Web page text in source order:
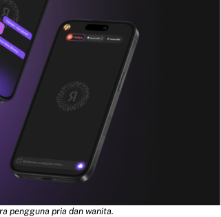
pengguna pria dan wanita.